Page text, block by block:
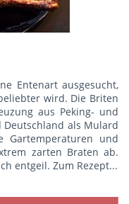
Entenart ausgesucht,
wird. Die Briten
aus Peking- und
als Mulard
Gartemperaturen und
zarten Braten ab.
entgeil. Zum Rezept...